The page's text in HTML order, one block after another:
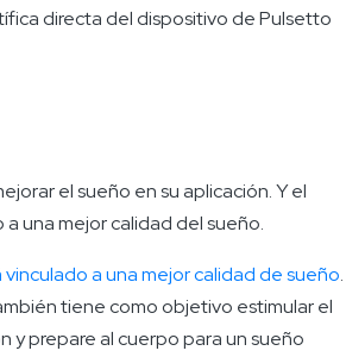
directa del dispositivo de Pulsetto
el sueño en su aplicación. Y el
una mejor calidad del sueño.
a una mejor calidad de sueño.
tiene como objetivo estimular el
y prepare al cuerpo para un sueño